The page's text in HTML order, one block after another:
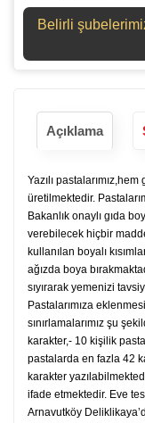
Belirli
Açıklama
Yazılı
üretilmektedir.
Bakanlık onaylı gıda
verebilecek hiçbir
kullanılan boyalı
ağızda boya
sıyırarak yemenizi
Pastalarımıza
sınırlamalarımız şu
karakter,- 10 kişilik
pastalarda en fazla 42
karakter
ifade etmektedir. Eve
Arnavutköy